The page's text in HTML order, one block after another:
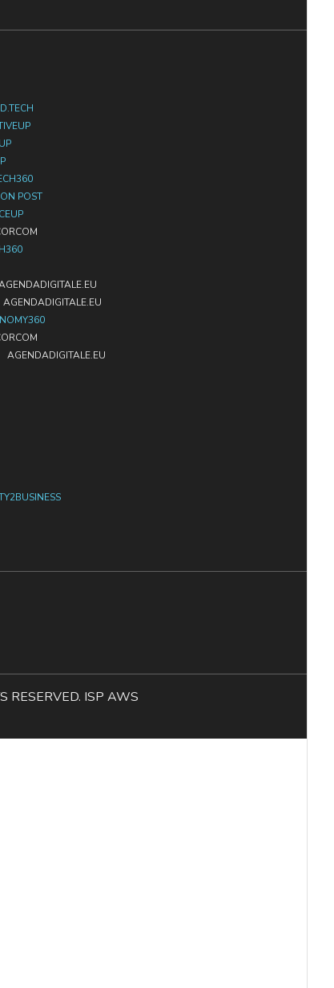
POST
AGENDADIGITALE.EU
AGENDADIGITALE.EU
ISP AWS